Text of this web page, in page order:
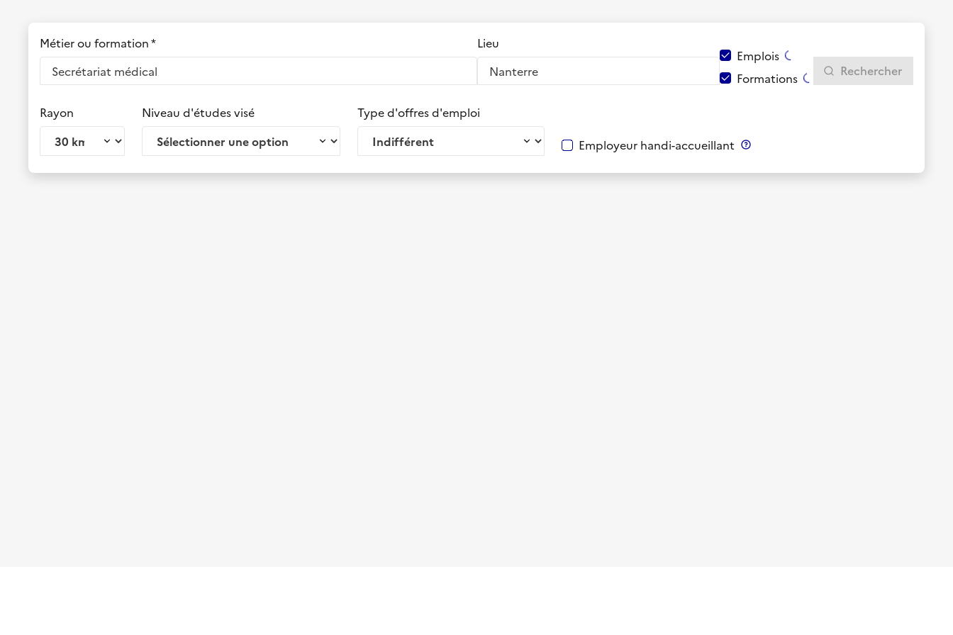
Métier ou formation *
Lieu
Emplois
Formations
Rechercher
Rayon Niveau d'études visé Type d'offres d'emploi
Employeur handi-accueillant